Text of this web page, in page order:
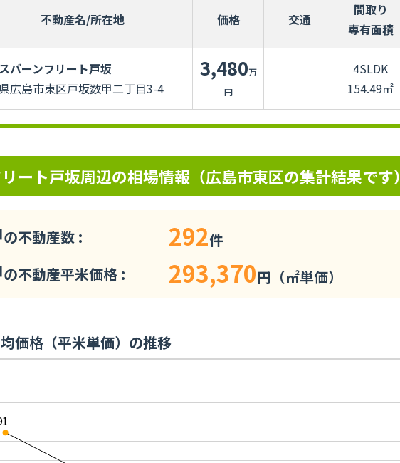
不動産名/所在地 価格 交通
間取り
専有面積
バーンフリート戸坂
広島市東区戸坂数甲二丁目3-4
3,480万
円
4SLDK
154.49㎡
ート戸坂周辺の相場情報（広島市東区の集計結果です）
の不動産数 : 292件
の不動産平米価格 : 293,370円（㎡単価）
価格（平米単価）の推移